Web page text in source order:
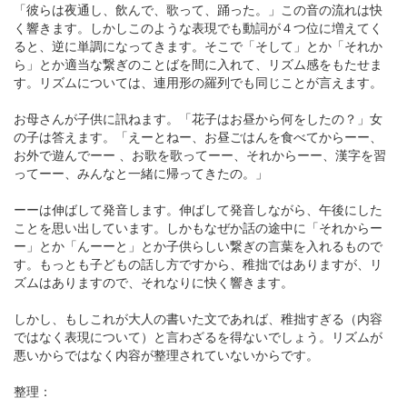
「彼らは夜通し、飲んで、歌って、踊った。」この音の流れは快
く響きます。しかしこのような表現でも動詞が４つ位に増えてく
ると、逆に単調になってきます。そこで「そして」とか「それか
ら」とか適当な繋ぎのことばを間に入れて、リズム感をもたせま
す。リズムについては、連用形の羅列でも同じことが言えます。
お母さんが子供に訊ねます。「花子はお昼から何をしたの？」女
の子は答えます。「えーとねー、お昼ごはんを食べてからーー、
お外で遊んでーー 、お歌を歌ってーー、それからーー、漢字を習
ってーー、みんなと一緒に帰ってきたの。」
ーーは伸ばして発音します。伸ばして発音しながら、午後にした
ことを思い出しています。しかもなぜか話の途中に「それからー
ー」とか「んーーと」とか子供らしい繋ぎの言葉を入れるもので
す。もっとも子どもの話し方ですから、稚拙ではありますが、リ
ズムはありますので、それなりに快く響きます。
しかし、もしこれが大人の書いた文であれば、稚拙すぎる（内容
ではなく表現について）と言わざるを得ないでしょう。リズムが
悪いからではなく内容が整理されていないからです。
整理：